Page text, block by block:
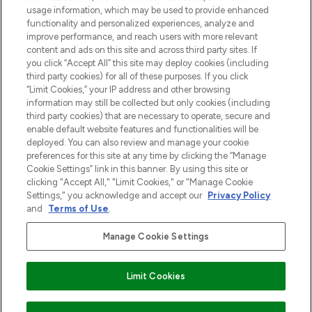
Do Not Sell or Share My Personal
Information
HELP & INFORMATIE
BEDRIJFSINFORMATIE
OVER LOOKFANTASTIC
Betaal veilig met
usage information, which may be used to provide enhanced
functionality and personalized experiences, analyze and
improve performance, and reach users with more relevant
content and ads on this site and across third party sites. If
you click “Accept All” this site may deploy cookies (including
third party cookies) for all of these purposes. If you click
“Limit Cookies,” your IP address and other browsing
information may still be collected but only cookies (including
third party cookies) that are necessary to operate, secure and
enable default website features and functionalities will be
deployed. You can also review and manage your cookie
preferences for this site at any time by clicking the “Manage
Cookie Settings” link in this banner. By using this site or
clicking "Accept All," "Limit Cookies," or "Manage Cookie
Settings," you acknowledge and accept our Privacy Policy
and
Terms of Use.
Manage Cookie Settings
Limit Cookies